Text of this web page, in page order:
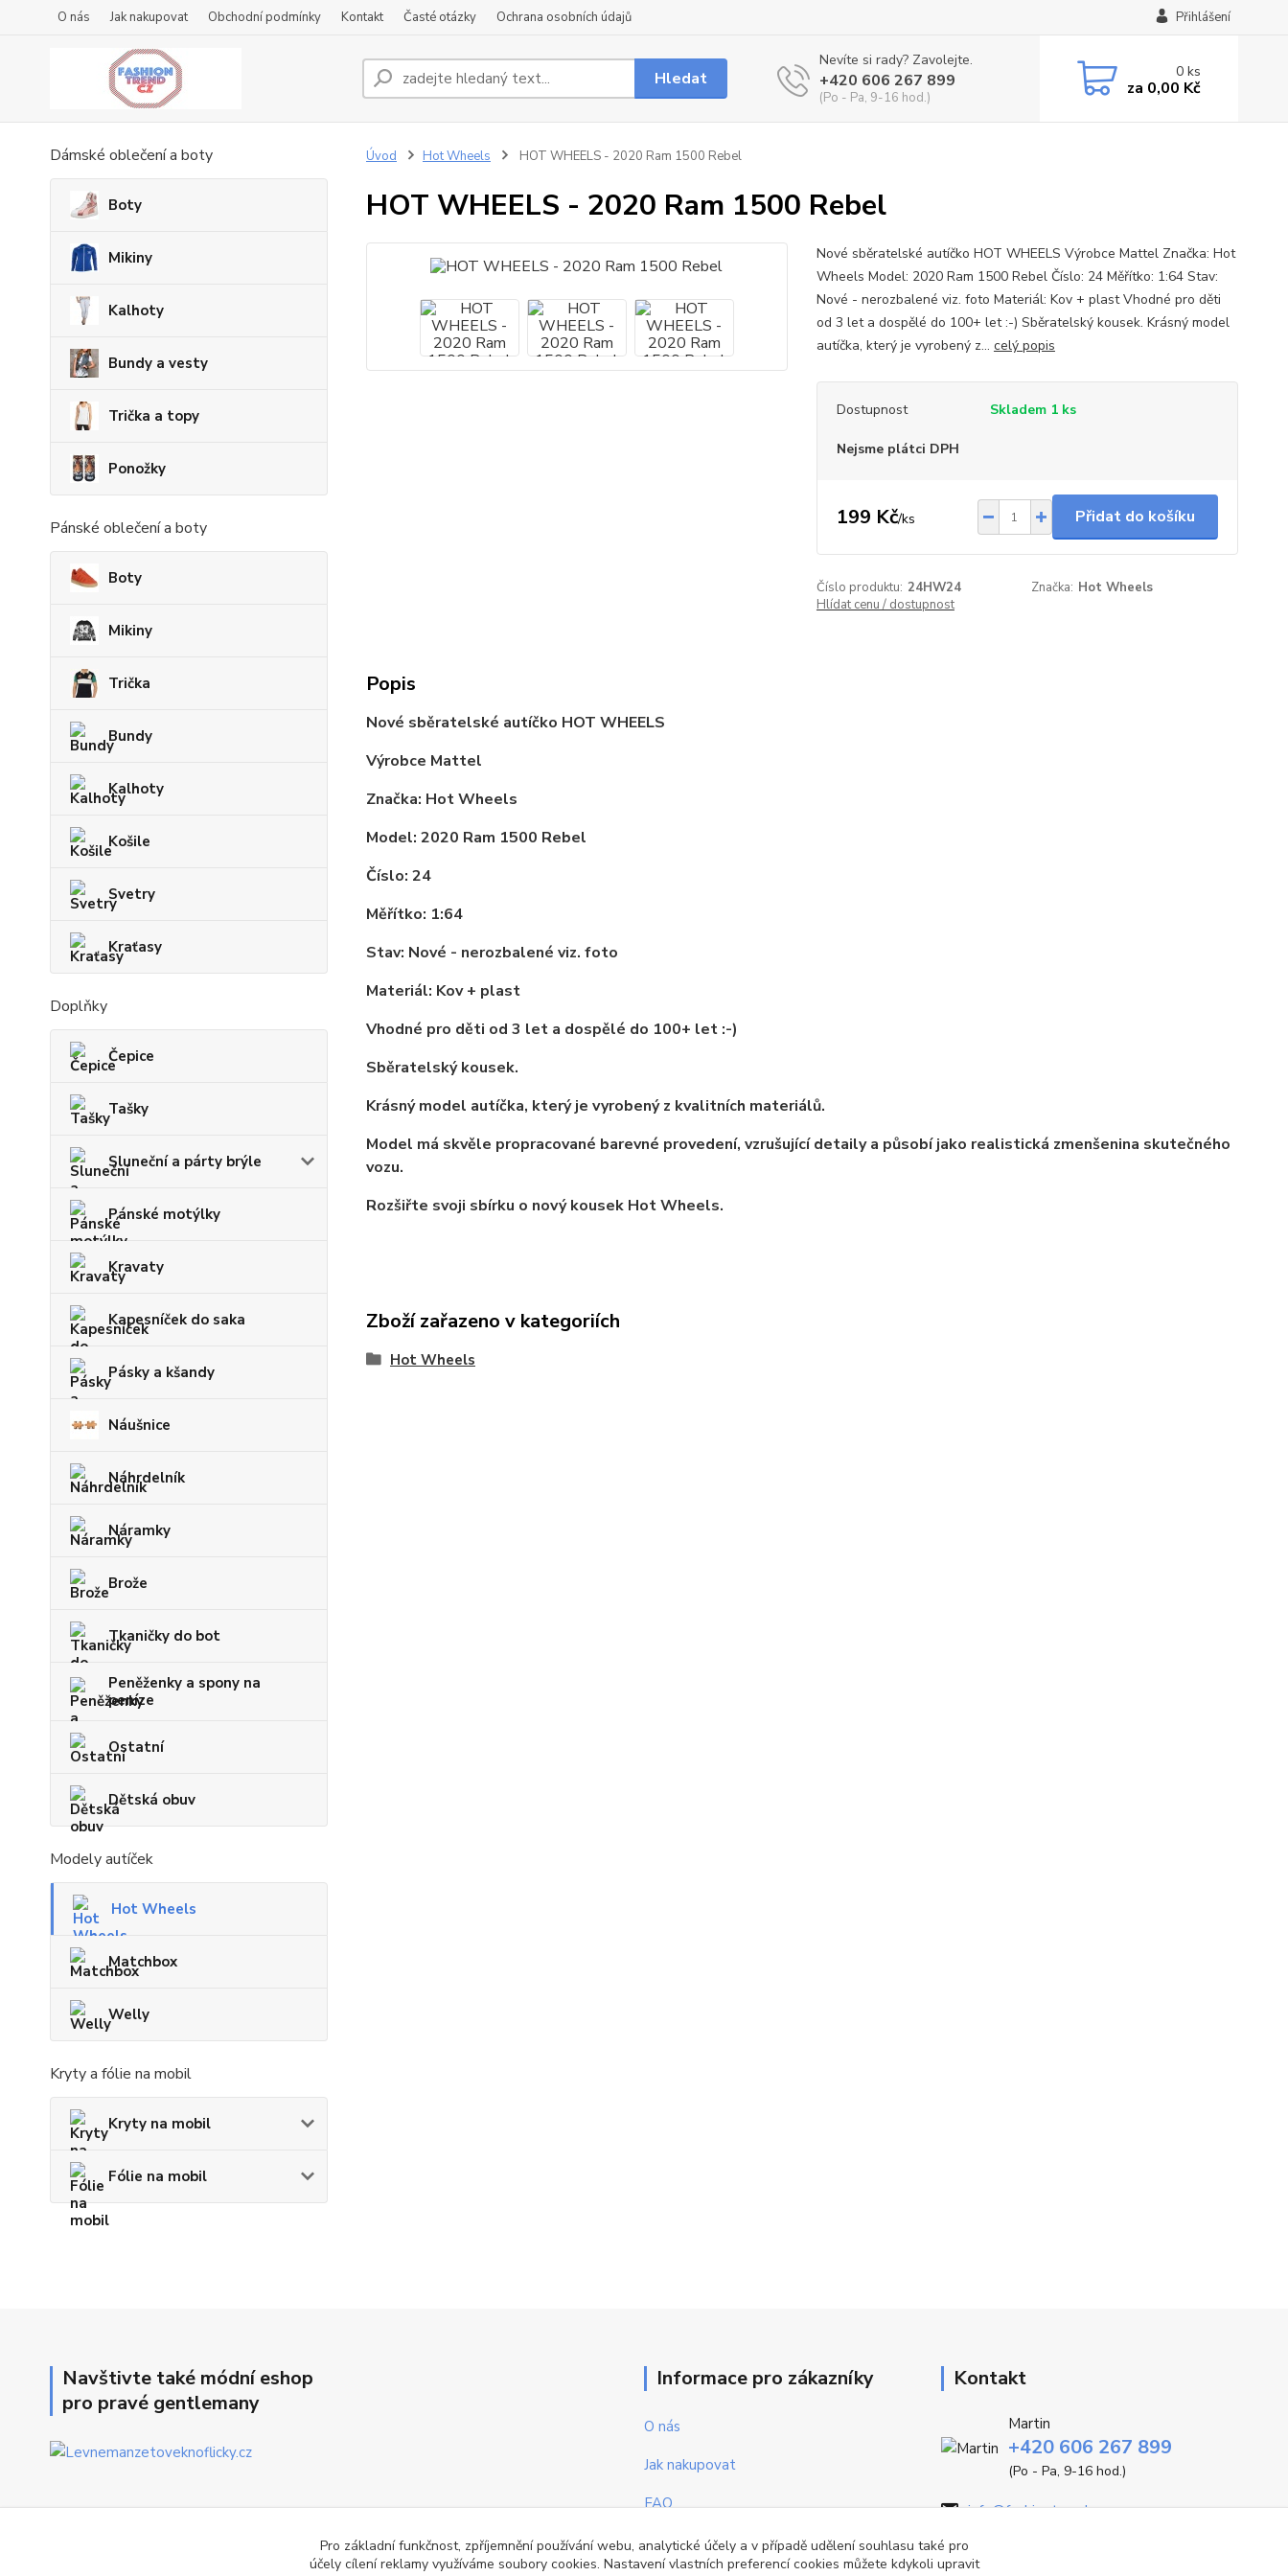
O nás Jak nakupovat Obchodní podmínky Kontakt Časté otázky Ochrana osobních údajů Přihlášení
Hledat
Nevíte si rady? Zavolejte.
+420 606 267 899
(Po - Pa, 9-16 hod.)
0ks
za 0,00 Kč
Dámské oblečení a boty
Boty
Mikiny
Kalhoty
Bundy a vesty
Trička a topy
Ponožky
Pánské oblečení a boty
Boty
Mikiny
Trička
Bundy
Kalhoty
Košile
Svetry
Kraťasy
Doplňky
Čepice
Tašky
Sluneční a párty brýle
Pánské motýlky
Kravaty
Kapesníček do saka
Pásky a kšandy
Náušnice
Náhrdelník
Náramky
Brože
Tkaničky do bot
Peněženky a spony na
peníze
Ostatní
Dětská obuv
Modely autíček
Hot Wheels
Matchbox
Welly
Kryty a fólie na mobil
Kryty na mobil
Fólie na mobil
Úvod Hot Wheels HOT WHEELS - 2020 Ram 1500 Rebel
HOT WHEELS - 2020 Ram 1500 Rebel
Nové sběratelské autíčko HOT WHEELS Výrobce Mattel Značka: Hot
Wheels Model: 2020 Ram 1500 Rebel Číslo: 24 Měřítko: 1:64 Stav:
Nové - nerozbalené viz. foto Materiál: Kov + plast Vhodné pro děti
od 3 let a dospělé do 100+ let :-) Sběratelský kousek. Krásný model
autíčka, který je vyrobený z... celý popis
Dostupnost Skladem 1 ks
Nejsme plátci DPH
199 Kč/ks Přidat do košíku
Číslo produktu: 24HW24 Značka: Hot Wheels
Hlídat cenu / dostupnost
Popis
Nové sběratelské autíčko HOT WHEELS
Výrobce Mattel
Značka: Hot Wheels
Model: 2020 Ram 1500 Rebel
Číslo: 24
Měřítko: 1:64
Stav: Nové - nerozbalené viz. foto
Materiál: Kov + plast
Vhodné pro děti od 3 let a dospělé do 100+ let :-)
Sběratelský kousek.
Krásný model autíčka, který je vyrobený z kvalitních materiálů.
Model má skvěle propracované barevné provedení, vzrušující detaily a působí jako realistická zmenšenina skutečného
vozu.
Rozšiřte svoji sbírku o nový kousek Hot Wheels.
Zboží zařazeno v kategoriích
Hot Wheels
Navštivte také módní eshop
pro pravé gentlemany
Informace pro zákazníky
O nás
Jak nakupovat
FAQ
Obchodní podmínky
Kontakt
Martin
+420 606 267 899
(Po - Pa, 9-16 hod.)
info@fashiontrend.cz
Pro základní funkčnost, zpříjemnění používání webu, analytické účely a v případě udělení souhlasu také pro
účely cílení reklamy využíváme soubory cookies. Nastavení vlastních preferencí cookies můžete kdykoli upravit